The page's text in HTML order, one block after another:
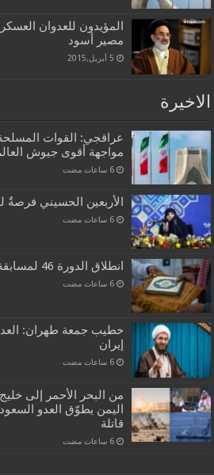
المؤيدون للعدوان
مصير أسود
5 أبريل,2015
الاخيرة
عراقجي: القوات المسلحة
مواجهة أقوى جيوش
‏6 ساعات مضت
الأربعين الحسيني فرصةٌ
‏6 ساعات مضت
انطلاق الدورة 46 لمسابقة القرآن الدولية في مكة
‏6 ساعات مضت
خطيب جمعة طهران: العدو
إيران
‏6 ساعات مضت
من البحر الأحمر إلى
اليمن يطوّق العدو
قاتلة
‏6 ساعات مضت